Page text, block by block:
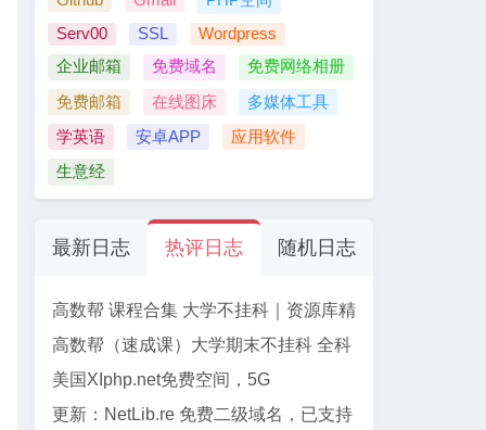
Serv00
SSL
Wordpress
企业邮箱
免费域名 免费网络相册
免费邮箱 在线图床 多媒体工具
学英语 安卓APP 应用软件
生意经
最新日志 热评日志 随机日志
高数帮 课程合集 大学不挂科｜资源库精
选
高数帮（速成课）大学期末不挂科 全科
资源合集 【61门】
美国XIphp.net免费空间，5G
PHP+Mysql, 免费SSL, Cpanel面板
更新：NetLib.re 免费二级域名，已支持